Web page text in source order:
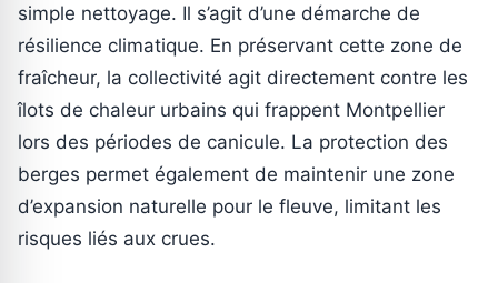
simple nettoyage. Il s’agit d’une démarche de
résilience climatique. En préservant cette zone de
fraîcheur, la collectivité agit directement contre les
îlots de chaleur urbains qui frappent Montpellier
lors des périodes de canicule. La protection des
berges permet également de maintenir une zone
d’expansion naturelle pour le fleuve, limitant les
risques liés aux crues.